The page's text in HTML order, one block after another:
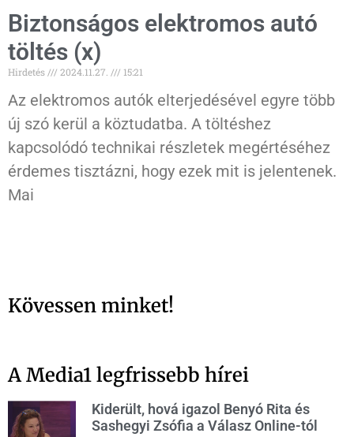
Biztonságos elektromos autó
töltés (x)
Hirdetés 2024.11.27. 15:21
Az elektromos autók elterjedésével egyre több
új szó kerül a köztudatba. A töltéshez
kapcsolódó technikai részletek megértéséhez
érdemes tisztázni, hogy ezek mit is jelentenek.
Mai
Kövessen minket!
A Media1 legfrissebb hírei
Kiderült, hová igazol Benyó Rita és
Sashegyi Zsófia a Válasz Online-tól